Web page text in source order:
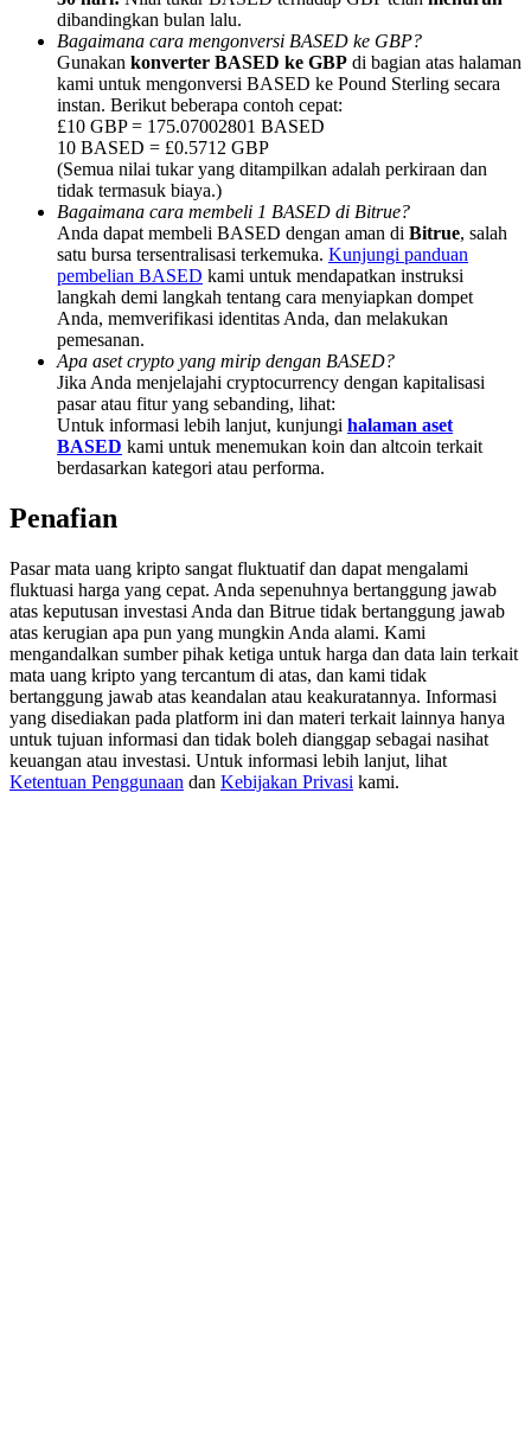
BTC Welcome Rewards
Deposit & Trade BTC to Share 25000 USDT prize pool!
Deposit CASHCAT & Win
Share 500000 CASHCAT prize pool
Exclusive for BitMart Users
Register & Trade to Win 500,000 USDT
Precious Metals Trading Carnival
Trade Gold & Silver · 33,333 USDT Bonus
dibandingkan bulan lalu.
Bagaimana cara mengonversi BASED ke GBP?
Gunakan konverter BASED ke GBP di bagian atas halaman
kami untuk mengonversi BASED ke Pound Sterling secara
instan. Berikut beberapa contoh cepat:
£10 GBP = 175.07002801 BASED
10 BASED = £0.5712 GBP
(Semua nilai tukar yang ditampilkan adalah perkiraan dan
tidak termasuk biaya.)
Bagaimana cara membeli 1 BASED di Bitrue?
Anda dapat membeli BASED dengan aman di Bitrue, salah
satu bursa tersentralisasi terkemuka. Kunjungi panduan
pembelian BASED kami untuk mendapatkan instruksi
langkah demi langkah tentang cara menyiapkan dompet
Anda, memverifikasi identitas Anda, dan melakukan
pemesanan.
Apa aset crypto yang mirip dengan BASED?
Jika Anda menjelajahi cryptocurrency dengan kapitalisasi
pasar atau fitur yang sebanding, lihat:
Untuk informasi lebih lanjut, kunjungi halaman aset
BASED kami untuk menemukan koin dan altcoin terkait
berdasarkan kategori atau performa.
Penafian
Pasar mata uang kripto sangat fluktuatif dan dapat mengalami
fluktuasi harga yang cepat. Anda sepenuhnya bertanggung jawab
atas keputusan investasi Anda dan Bitrue tidak bertanggung jawab
atas kerugian apa pun yang mungkin Anda alami. Kami
mengandalkan sumber pihak ketiga untuk harga dan data lain terkait
mata uang kripto yang tercantum di atas, dan kami tidak
bertanggung jawab atas keandalan atau keakuratannya. Informasi
yang disediakan pada platform ini dan materi terkait lainnya hanya
untuk tujuan informasi dan tidak boleh dianggap sebagai nasihat
keuangan atau investasi. Untuk informasi lebih lanjut, lihat
Ketentuan Penggunaan dan Kebijakan Privasi kami.